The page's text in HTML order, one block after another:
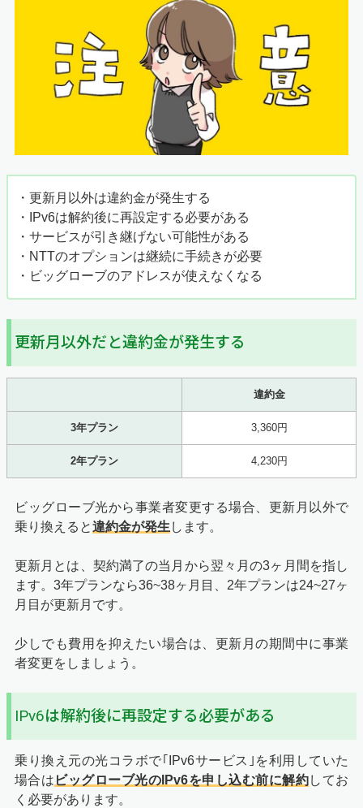
・更新月以外は違約金が発生する
・IPv6は解約後に再設定する必要がある
・サービスが引き継げない可能性がある
・NTTのオプションは継続に手続きが必要
・ビッグローブのアドレスが使えなくなる
更新月以外だと違約金が発生する
違約金
3年プラン 3,360円
2年プラン 4,230円
ビッグローブ光から事業者変更する場合、更新月以外で
乗り換えると違約金が発生 します。
更新月とは、契約満了の当月から翌々月の3ヶ月間を指し
ます。3年プランなら36~38ヶ月目、2年プランは24~27ヶ
月目が更新月です。
少しでも費用を抑えたい場合は、更新月の期間中に事業
者変更をしましょう。
IPv6は解約後に再設定する必要がある
乗り換え元の光コラボで｢IPv6サービス｣を利用していた
場合は ビッグローブ光のIPv6を申し込む前に解約してお
く必要があります。